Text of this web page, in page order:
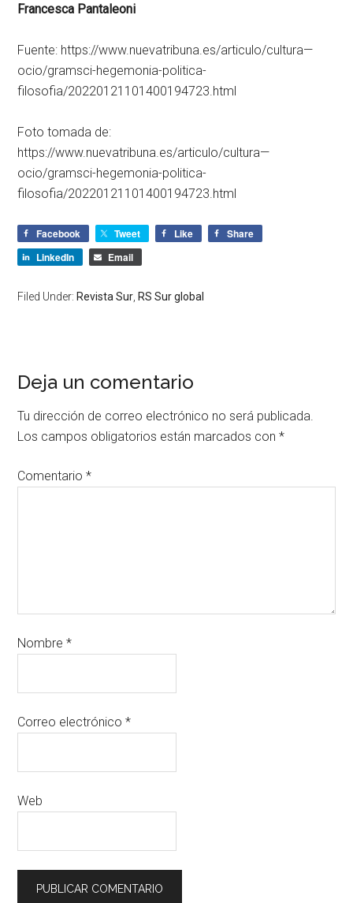
Francesca Pantaleoni
Fuente: https://www.nuevatribuna.es/articulo/cultura—
ocio/gramsci-hegemonia-politica-
filosofia/20220121101400194723.html
Foto tomada de:
https://www.nuevatribuna.es/articulo/cultura—
ocio/gramsci-hegemonia-politica-
filosofia/20220121101400194723.html
Facebook Tweet Like
Share
LinkedIn
Email
Filed Under: Revista Sur RS Sur global
Deja un comentario
Tu dirección de correo electrónico no será publicada.
Los campos obligatorios están marcados con*
Comentario*
Nombre*
Correo electrónico*
Web